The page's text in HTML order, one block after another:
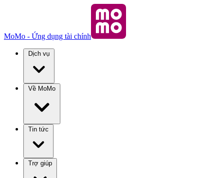
MoMo - Ứng dụng tài chính
Dịch vụ
Về MoMo
Tin tức
Trợ giúp